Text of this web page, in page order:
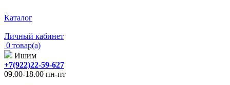
Каталог
Личный кабинет
0 товар(а)
Ишим
+7(922)22-59-627
09.00-18.00 пн-пт